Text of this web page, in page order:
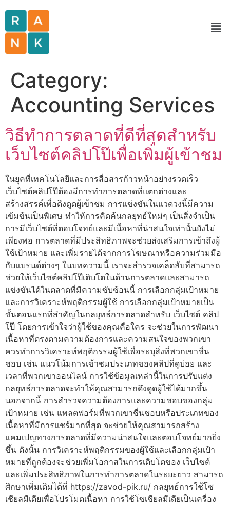
Category:
Accounting Services
วิธีทำการตลาดที่ดีที่สุดสำหรับ
เว็บไซต์คลิปโป๊เพื่อเพิ่มผู้เข้าชม
ในยุคที่เทคโนโลยีและการสื่อสารก้าวหน้าอย่างรวดเร็ว
เว็บไซต์คลิปโป๊ต้องมีการทำการตลาดที่แตกต่างและ
สร้างสรรค์เพื่อดึงดูดผู้เข้าชม การแข่งขันในแวดวงนี้มีความ
เข้มข้นเป็นพิเศษ ทำให้การคิดค้นกลยุทธ์ใหม่ๆ เป็นสิ่งจำเป็น
การมีเว็บไซต์ที่ตอบโจทย์และมีเนื้อหาที่น่าสนใจเท่านั้นยังไม่
เพียงพอ การตลาดที่มีประสิทธิภาพจะช่วยส่งเสริมการเข้าถึงผู้
ใช้เป้าหมาย และเพิ่มรายได้จากการโฆษณาหรือความร่วมมือ
กับแบรนด์ต่างๆ ในบทความนี้ เราจะสำรวจเคล็ดลับที่สามารถ
ช่วยให้เว็บไซต์คลิปโป๊เติบโตในด้านการตลาดและสามารถ
แข่งขันได้ในตลาดที่มีความซับซ้อนนี้ การเลือกกลุ่มเป้าหมาย
และการวิเคราะห์พฤติกรรมผู้ใช้ การเลือกกลุ่มเป้าหมายเป็น
ขั้นตอนแรกที่สำคัญในกลยุทธ์การตลาดสำหรับ เว็บไซต์ คลิป
โป๊ โดยการเข้าใจว่าผู้ใช้ของคุณคือใคร จะช่วยในการพัฒนา
เนื้อหาที่ตรงตามความต้องการและความสนใจของพวกเขา
ควรทำการวิเคราะห์พฤติกรรมผู้ใช้เพื่อระบุสิ่งที่พวกเขาชื่น
ชอบ เช่น แนวโน้มการเข้าชมประเภทของคลิปที่ดูบ่อย และ
เวลาที่พวกเขาออนไลน์ การใช้ข้อมูลเหล่านี้ในการปรับแต่ง
กลยุทธ์การตลาดจะทำให้คุณสามารถดึงดูดผู้ใช้ได้มากขึ้น
นอกจากนี้ การสำรวจความต้องการและความชอบของกลุ่ม
เป้าหมาย เช่น แพลตฟอร์มที่พวกเขาชื่นชอบหรือประเภทของ
เนื้อหาที่มีการแชร์มากที่สุด จะช่วยให้คุณสามารถสร้าง
แคมเปญทางการตลาดที่มีความน่าสนใจและตอบโจทย์มากยิ่ง
ขึ้น ดังนั้น การวิเคราะห์พฤติกรรมของผู้ใช้และเลือกกลุ่มเป้า
หมายที่ถูกต้องจะช่วยเพิ่มโอกาสในการเติบโตของ เว็บไซต์
และเพิ่มประสิทธิภาพในการทำการตลาดในระยะยาว สามารถ
ศึกษาเพิ่มเติมได้ที่ https://zavod-pik.ru/ กลยุทธ์การใช้โซ
เชียลมีเดียเพื่อโปรโมตเนื้อหา การใช้โซเชียลมีเดียเป็นเครื่อง